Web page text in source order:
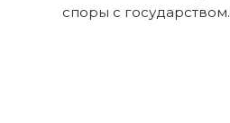
споры с государством.